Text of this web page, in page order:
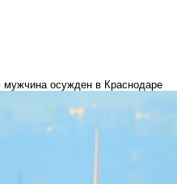
осужден в Краснодаре